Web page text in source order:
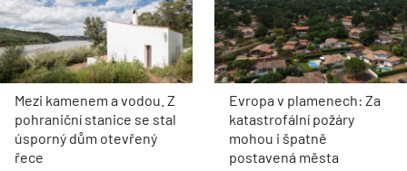
Mezi kamenem a vodou. Z
pohraniční stanice se stal
úsporný dům otevřený
řece
Evropa v plamenech: Za
katastrofální požáry
mohou i špatně
postavená města